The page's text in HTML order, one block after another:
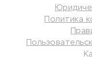
КРЕДИТЫ И
Потребительские
Кредитные карты
Политика